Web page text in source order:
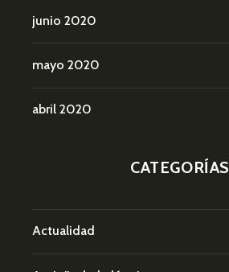
junio 2020
mayo 2020
abril 2020
CATEGORÍAS
Actualidad